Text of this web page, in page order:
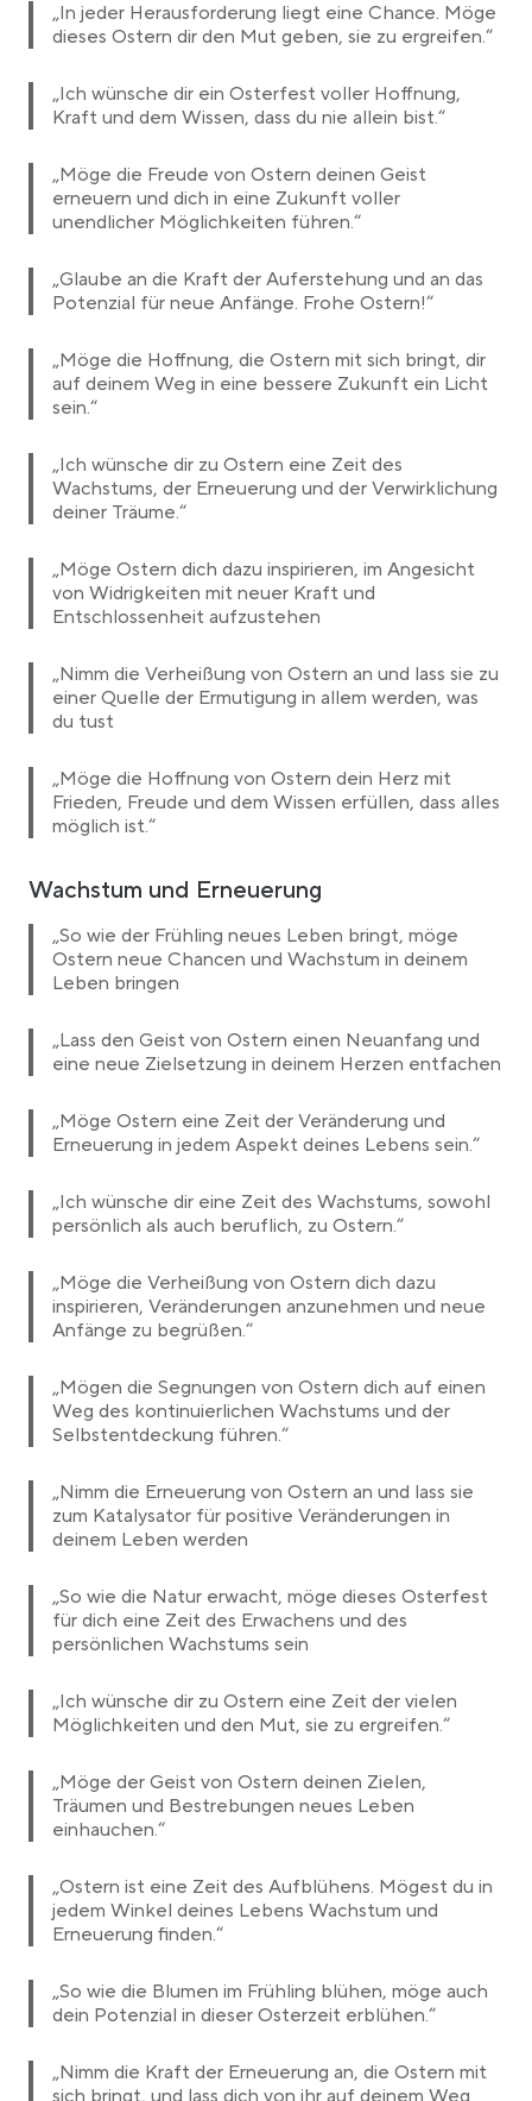
„In jeder Herausforderung liegt eine Chance. Möge
dieses Ostern dir den Mut geben, sie zu ergreifen.“
„Ich wünsche dir ein Osterfest voller Hoffnung,
Kraft und dem Wissen, dass du nie allein bist.“
„Möge die Freude von Ostern deinen Geist
erneuern und dich in eine Zukunft voller
unendlicher Möglichkeiten führen.“
„Glaube an die Kraft der Auferstehung und an das
Potenzial für neue Anfänge. Frohe Ostern!“
„Möge die Hoffnung, die Ostern mit sich bringt, dir
auf deinem Weg in eine bessere Zukunft ein Licht
sein.“
„Ich wünsche dir zu Ostern eine Zeit des
Wachstums, der Erneuerung und der Verwirklichung
deiner Träume.“
„Möge Ostern dich dazu inspirieren, im Angesicht
von Widrigkeiten mit neuer Kraft und
Entschlossenheit aufzustehen
„Nimm die Verheißung von Ostern an und lass sie zu
einer Quelle der Ermutigung in allem werden, was
du tust
„Möge die Hoffnung von Ostern dein Herz mit
Frieden, Freude und dem Wissen erfüllen, dass alles
möglich ist.“
Wachstum und Erneuerung
„So wie der Frühling neues Leben bringt, möge
Ostern neue Chancen und Wachstum in deinem
Leben bringen
„Lass den Geist von Ostern einen Neuanfang und
eine neue Zielsetzung in deinem Herzen entfachen
„Möge Ostern eine Zeit der Veränderung und
Erneuerung in jedem Aspekt deines Lebens sein.“
„Ich wünsche dir eine Zeit des Wachstums, sowohl
persönlich als auch beruflich, zu Ostern.“
„Möge die Verheißung von Ostern dich dazu
inspirieren, Veränderungen anzunehmen und neue
Anfänge zu begrüßen.“
„Mögen die Segnungen von Ostern dich auf einen
Weg des kontinuierlichen Wachstums und der
Selbstentdeckung führen.“
„Nimm die Erneuerung von Ostern an und lass sie
zum Katalysator für positive Veränderungen in
deinem Leben werden
„So wie die Natur erwacht, möge dieses Osterfest
für dich eine Zeit des Erwachens und des
persönlichen Wachstums sein
„Ich wünsche dir zu Ostern eine Zeit der vielen
Möglichkeiten und den Mut, sie zu ergreifen.“
„Möge der Geist von Ostern deinen Zielen,
Träumen und Bestrebungen neues Leben
einhauchen.“
„Ostern ist eine Zeit des Aufblühens. Mögest du in
jedem Winkel deines Lebens Wachstum und
Erneuerung finden.“
„So wie die Blumen im Frühling blühen, möge auch
dein Potenzial in dieser Osterzeit erblühen.“
„Nimm die Kraft der Erneuerung an, die Ostern mit
sich bringt, und lass dich von ihr auf deinem Weg